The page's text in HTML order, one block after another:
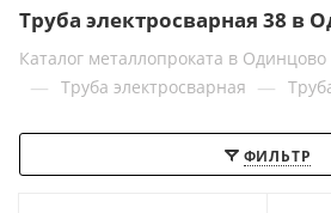
Труба электросварная 38 в
Каталог металлопроката в Одинцово
— Труба электросварная —
ФИЛЬТР